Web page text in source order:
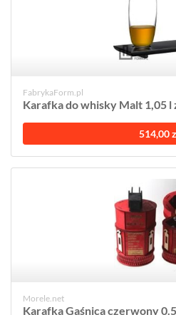
FabrykaForm.pl
Karafka do whisky Malt 1,05 l
514,00
Morele.net
Karafka Gaśnica czerwony